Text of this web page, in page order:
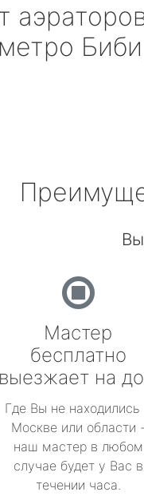
метро
Мастер
бесплатно
выезжает на
Где Вы не находились
Москве или области -
наш мастер в любом
случае будет у Вас в
течении часа.